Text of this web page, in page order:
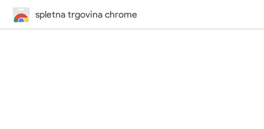
spletna trgovina chrome